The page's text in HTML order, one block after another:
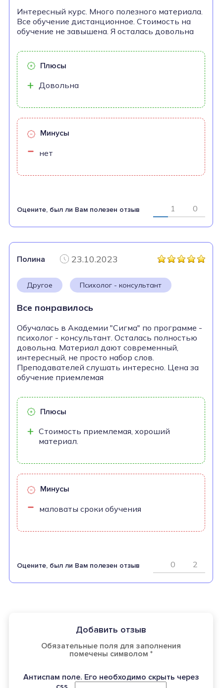
Интересный курс. Много полезного материала.
Все обучение дистанционное. Стоимость на
обучение не завышена. Я осталась довольна
Плюсы
Довольна
Минусы
нет
Оцените, был ли Вам полезен отзыв 1 0
Полина 23.10.2023
Другое Психолог - консультант
Все понравилось
Обучалась в Академии "Сигма" по программе -
психолог - консультант. Осталась полностью
довольна. Материал дают современный,
интересный, не просто набор слов.
Преподавателей слушать интересно. Цена за
обучение приемлемая
Плюсы
Стоимость приемлемая, хороший
материал.
Минусы
маловаты сроки обучения
Оцените, был ли Вам полезен отзыв 0 2
Добавить отзыв
Обязательные поля для заполнения
помечены символом *
Антиспам поле. Его необходимо скрыть через